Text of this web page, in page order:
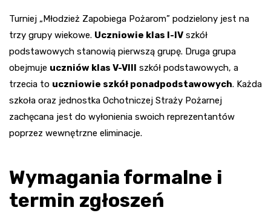
Turniej „Młodzież Zapobiega Pożarom” podzielony jest na
trzy grupy wiekowe. Uczniowie klas I-IV szkół
podstawowych stanowią pierwszą grupę. Druga grupa
obejmuje uczniów klas V-VIII
szkół podstawowych, a
trzecia to uczniowie szkół ponadpodstawowych. Każda
szkoła oraz jednostka Ochotniczej Straży Pożarnej
zachęcana jest do wyłonienia swoich reprezentantów
poprzez wewnętrzne eliminacje.
Wymagania formalne i
termin zgłoszeń